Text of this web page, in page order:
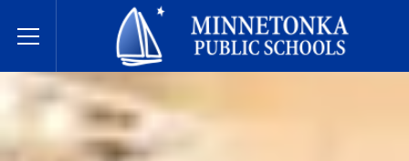
Toggle Menu
مدارس مينيتونكا العامة